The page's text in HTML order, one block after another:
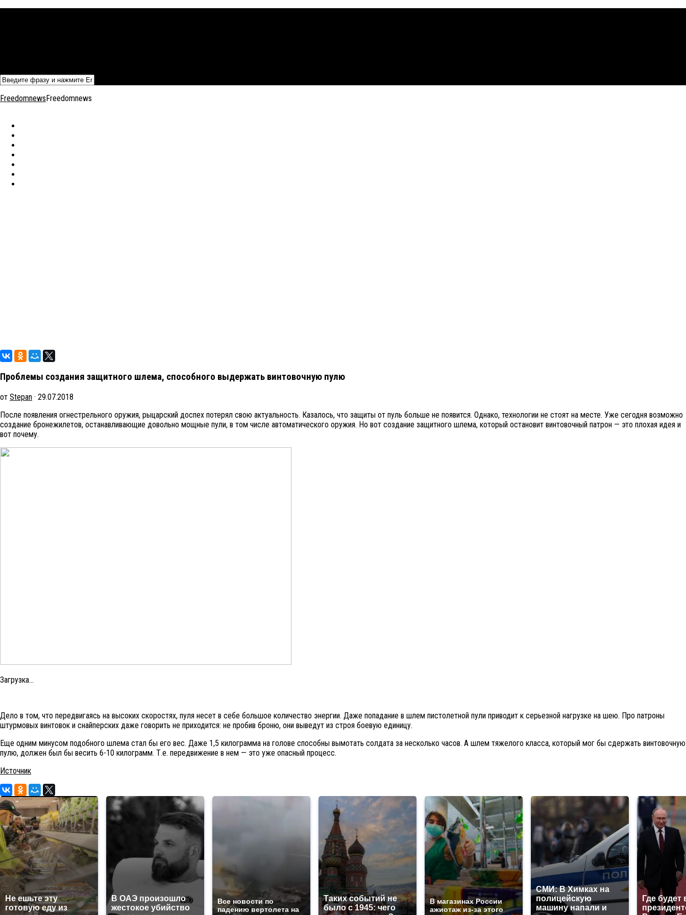
FreedomnewsFreedomnews
Проблемы создания защитного шлема, способного выдержать винтовочную пулю
от Stepan · 29.07.2018
После появления огнестрельного оружия, рыцарский доспех потерял свою актуальность. Казалось, что защиты от пуль больше не появится. Однако, технологии не стоят на месте. Уже сегодня возможно
создание бронежилетов, останавливающие довольно мощные пули, в том числе автоматического оружия. Но вот создание защитного шлема, который остановит винтовочный патрон — это плохая идея и
вот почему.
Загрузка...
Дело в том, что передвигаясь на высоких скоростях, пуля несет в себе большое количество энергии. Даже попадание в шлем пистолетной пули приводит к серьезной нагрузке на шею. Про патроны
штурмовых винтовок и снайперских даже говорить не приходится: не пробив броню, они выведут из строя боевую единицу.
Еще одним минусом подобного шлема стал бы его вес. Даже 1,5 килограмма на голове способны вымотать солдата за несколько часов. А шлем тяжелого класса, который мог бы сдержать винтовочную
пулю, должен был бы весить 6-10 килограмм. Т.е. передвижение в нем — это уже опасный процесс.
Источник
Не ешьте эту
готовую еду из
В ОАЭ произошло
жестокое убийство
Все новости по
падению вертолета на
Таких событий не
было с 1945: чего
В магазинах России
ажиотаж из-за этого
СМИ: В Химках на
полицейскую
машину напали и
Где будет